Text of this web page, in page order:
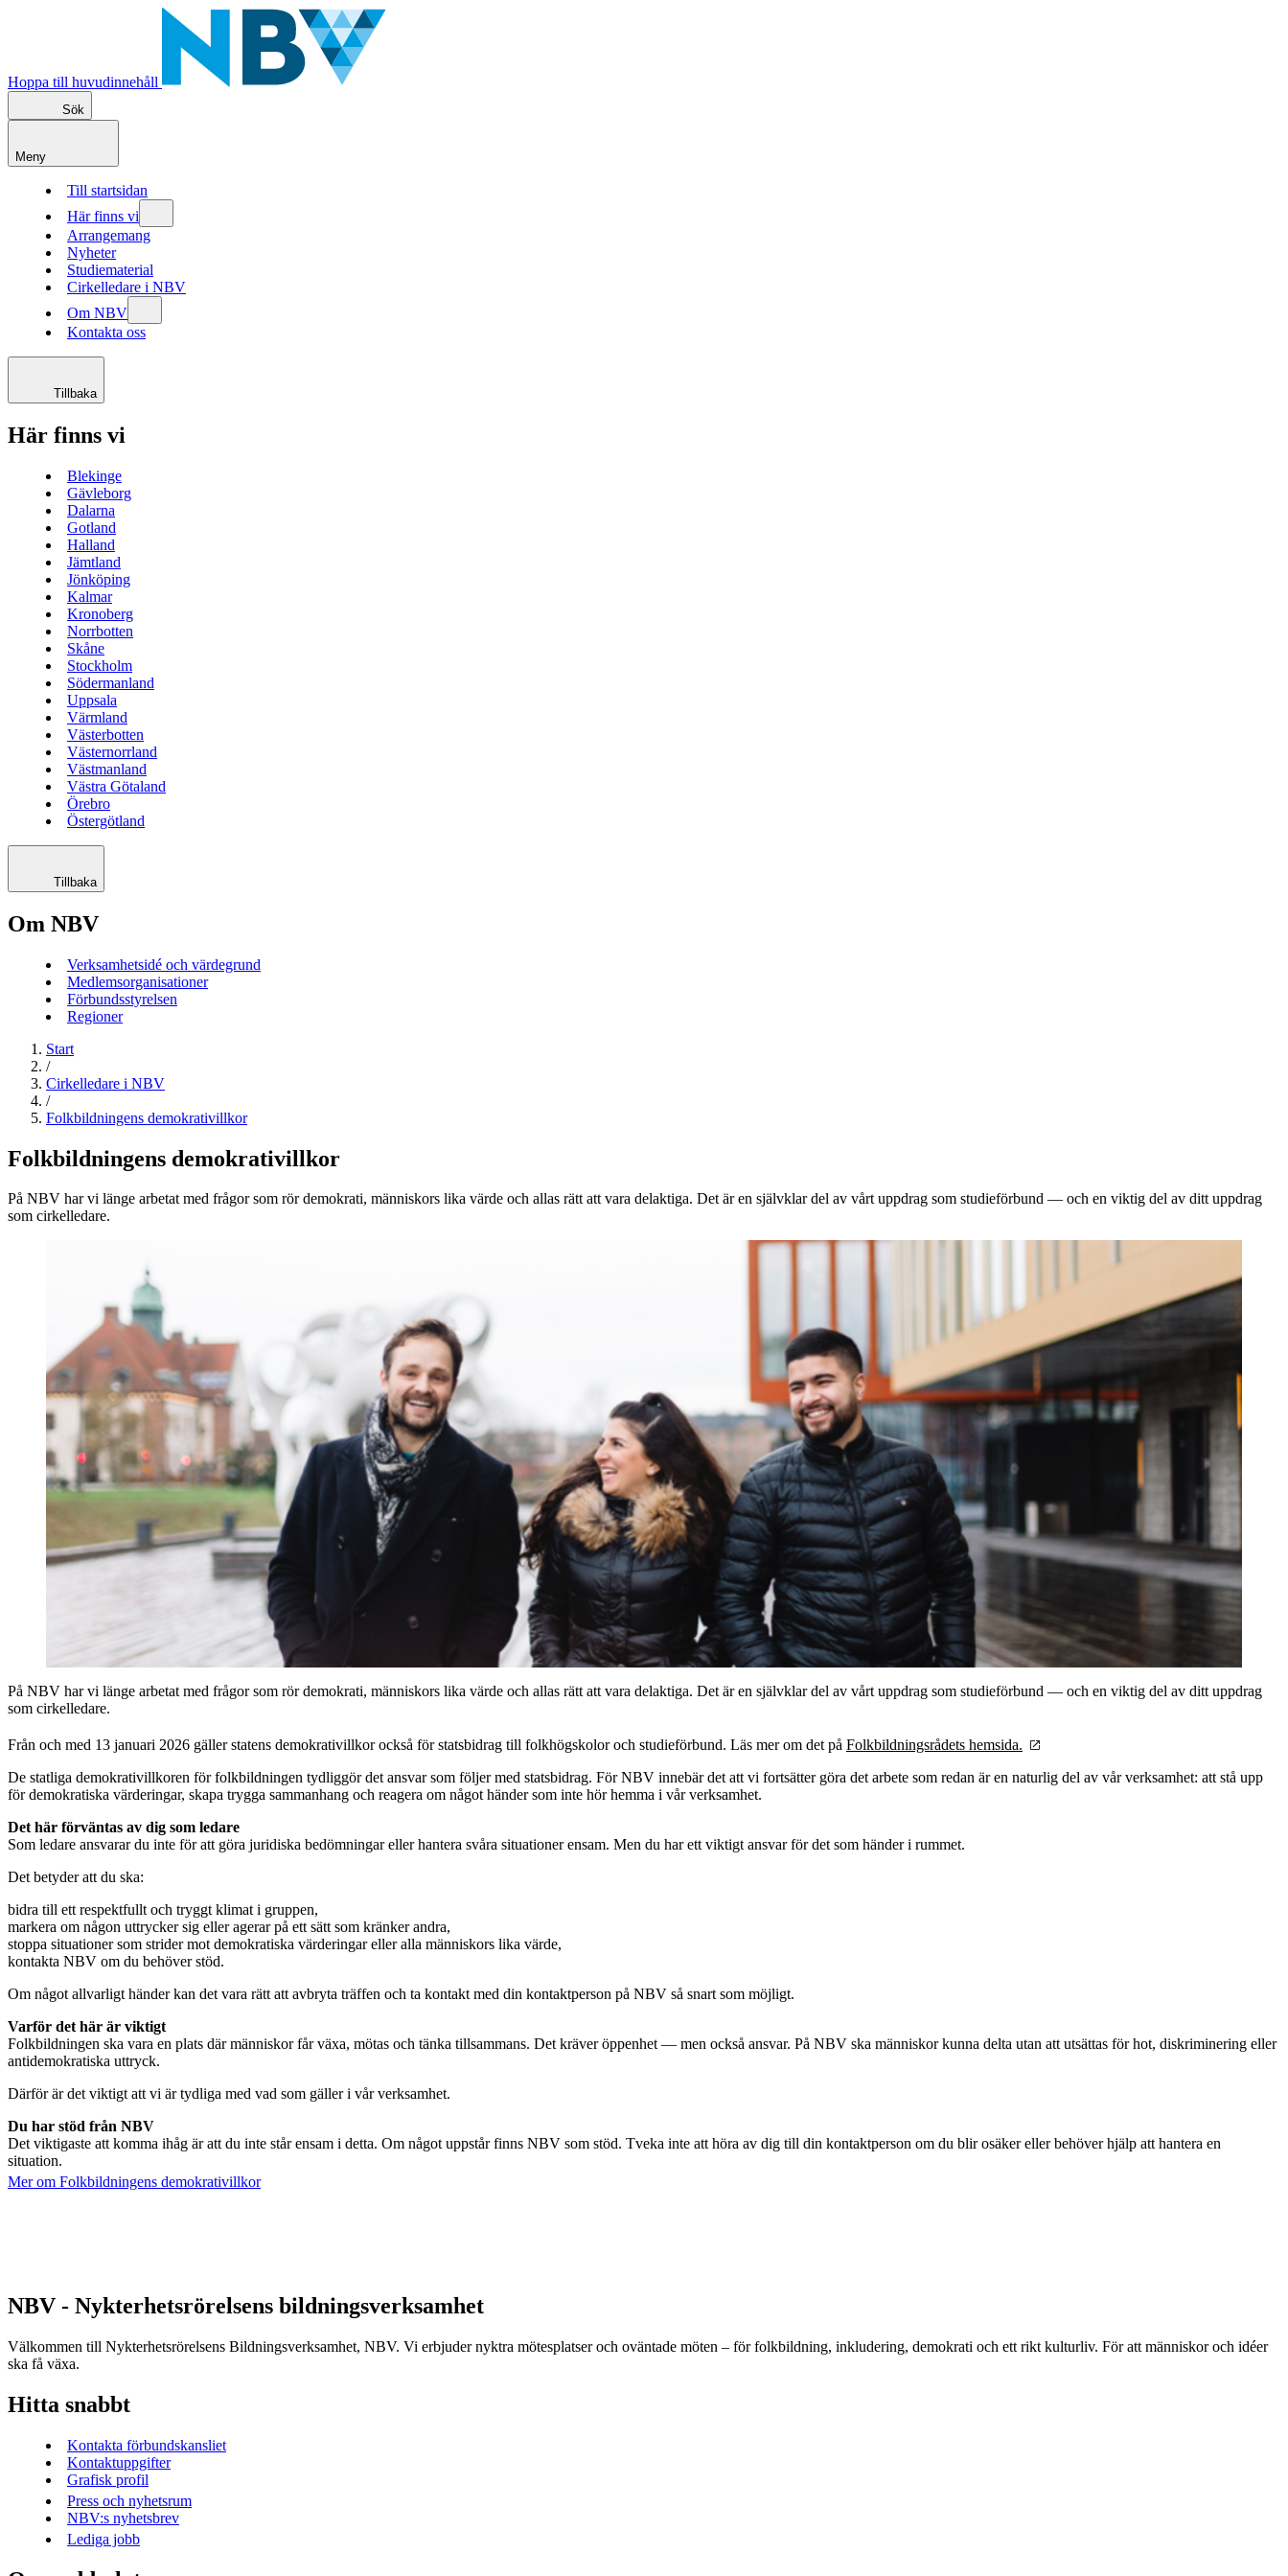
Hoppa till huvudinnehåll
Sök
Meny
Till startsidan
Här finns vi
Arrangemang
Nyheter
Studiematerial
Cirkelledare i NBV
Om NBV
Kontakta oss
Tillbaka
Här finns vi
Blekinge
Gävleborg
Dalarna
Gotland
Halland
Jämtland
Jönköping
Kalmar
Kronoberg
Norrbotten
Skåne
Stockholm
Södermanland
Uppsala
Värmland
Västerbotten
Västernorrland
Västmanland
Västra Götaland
Örebro
Östergötland
Tillbaka
Om NBV
Verksamhetsidé och värdegrund
Medlemsorganisationer
Förbundsstyrelsen
Regioner
Start
/
Cirkelledare i NBV
/
Folkbildningens demokrativillkor
Folkbildningens demokrativillkor
På NBV har vi länge arbetat med frågor som rör demokrati, människors lika värde och allas rätt att vara delaktiga. Det är en självklar del av vårt uppdrag som studieförbund — och en viktig del av ditt uppdrag
som cirkelledare.
På NBV har vi länge arbetat med frågor som rör demokrati, människors lika värde och allas rätt att vara delaktiga. Det är en självklar del av vårt uppdrag som studieförbund — och en viktig del av ditt uppdrag
som cirkelledare.
Från och med 13 januari 2026 gäller statens demokrativillkor också för statsbidrag till folkhögskolor och studieförbund. Läs mer om det på Folkbildningsrådets hemsida.
De statliga demokrativillkoren för folkbildningen tydliggör det ansvar som följer med statsbidrag. För NBV innebär det att vi fortsätter göra det arbete som redan är en naturlig del av vår verksamhet: att stå upp
för demokratiska värderingar, skapa trygga sammanhang och reagera om något händer som inte hör hemma i vår verksamhet.
Det här förväntas av dig som ledare
Som ledare ansvarar du inte för att göra juridiska bedömningar eller hantera svåra situationer ensam. Men du har ett viktigt ansvar för det som händer i rummet.
Det betyder att du ska:
bidra till ett respektfullt och tryggt klimat i gruppen,
markera om någon uttrycker sig eller agerar på ett sätt som kränker andra,
stoppa situationer som strider mot demokratiska värderingar eller alla människors lika värde,
kontakta NBV om du behöver stöd.
Om något allvarligt händer kan det vara rätt att avbryta träffen och ta kontakt med din kontaktperson på NBV så snart som möjligt.
Varför det här är viktigt
Folkbildningen ska vara en plats där människor får växa, mötas och tänka tillsammans. Det kräver öppenhet — men också ansvar. På NBV ska människor kunna delta utan att utsättas för hot, diskriminering eller
antidemokratiska uttryck.
Därför är det viktigt att vi är tydliga med vad som gäller i vår verksamhet.
Du har stöd från NBV
Det viktigaste att komma ihåg är att du inte står ensam i detta. Om något uppstår finns NBV som stöd. Tveka inte att höra av dig till din kontaktperson om du blir osäker eller behöver hjälp att hantera en
situation.
Mer om Folkbildningens demokrativillkor
NBV - Nykterhetsrörelsens bildningsverksamhet
Välkommen till Nykterhetsrörelsens Bildningsverksamhet, NBV. Vi erbjuder nyktra mötesplatser och oväntade möten – för folkbildning, inkludering, demokrati och ett rikt kulturliv. För att människor och idéer
ska få växa.
Hitta snabbt
Kontakta förbundskansliet
Kontaktuppgifter
Grafisk profil
Press och nyhetsrum
NBV:s nyhetsbrev
Lediga jobb